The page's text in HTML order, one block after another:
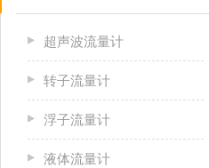
超声波流量计
转子流量计
浮子流量计
液体流量计